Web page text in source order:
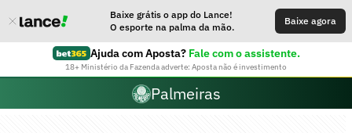
Baixe grátis o app do Lance!
O esporte na palma da mão.
Baixe agora
Ajuda com Aposta? Fale com o assistente.
18+ Ministério da Fazenda adverte: Aposta não é investimento
Palmeiras